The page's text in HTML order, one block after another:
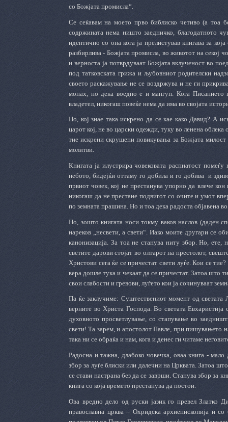
со Божјата промисла“.
Се сеќавам на моето прво библиско четиво (а тоа
содржината нема ништо заедничко, благодатното
идентично со она кога ја прелистував книгава за
разбирлива - Божјата промисла, во животот на секој
и верноста ја потврдуваат Божјата вклученост во
под татковската грижа и љубовниот родителски
своето раскажување не се воздржува и не ги
монах, но дека воедно е и мангуп. Кога Писанието
владетел, никогаш повеќе нема да има во својата
Но, кој знае така искрено да се кае како Давид? А
царот кој, не во царски одежди, туку во ленена облека
тие искрени скрушени повикувања за Божјата
молитви.
Книгата ја илустрира човековата распнатост
небото, бидејќи оттаму го добила и го добива и
првиот човек, кој не престанува упорно да влече
никогаш да не престане подвигот со очите и умот
по земната прашина. Но и тоа дека радоста објавена
Но, зошто книгата носи токму ваков наслов (даден
нареков „несвети, а свети“. Иако моите другари се
канонизација. За тоа не станува ниту збор. Но, ете,
светите дарови стојат во олтарот на престолот,
Христови сега ќе се причестат свети луѓе. Кои се
вера дошле тука и чекаат да се причестат. Затоа што
свои слабости и гревови, луѓето кои ја сочинуваат
Па ќе заклучиме: Суштествениот момент од светата
верните во Христа Господа. Во светата
духовното просветлување, со стапување во
свети! Та зарем, и апостолот Павле, при пишувањето
така ни се обраќа и нам, кога и денес ги читаме
Радосна и тажна, длабоко човечка, оваа книга -
збор за луѓе блиски или далечни на Црквата. Затоа
се стави настрана без да се заврши. Станува збор за
книга со која времето престанува да постои.
Ова вредно дело од руски јазик го превел Златко
православна црква – Охридска архиепископија и